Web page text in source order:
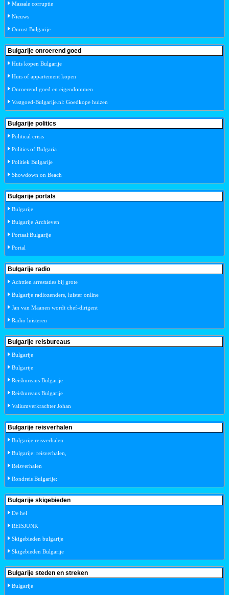
Massale corruptie
Nieuws
Onrust Bulgarije
Bulgarije onroerend goed
Huis kopen Bulgarije
Huis of appartement kopen
Onroerend goed en eigendommen
Vastgoed-Bulgarije.nl: Goedkope huizen
Bulgarije politics
Political crisis
Politics of Bulgaria
Politiek Bulgarije
Showdown on Beach
Bulgarije portals
Bulgarije
Bulgarije Archieven
Portaal:Bulgarije
Portal
Bulgarije radio
Achttien arrestaties bij grote
Bulgarije radiozenders, luister online
Jan van Maanen wordt chef-dirigent
Radio luisteren
Bulgarije reisbureaus
Bulgarije
Bulgarije
Reisbureaus Bulgarije
Reisbureaus Bulgarije
Valiumverkrachter Johan
Bulgarije reisverhalen
Bulgarije reisverhalen
Bulgarije: reisverhalen,
Reisverhalen
Rondreis Bulgarije:
Bulgarije skigebieden
De hel
REISJUNK
Skigebieden bulgarije
Skigebieden Bulgarije
Bulgarije steden en streken
Bulgarije